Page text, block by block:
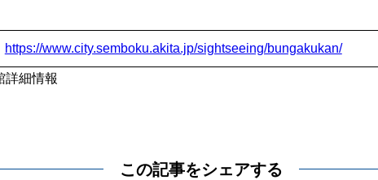
https://www.city.semboku.akita.jp/sightseeing/bungakukan/
詳細情報
この記事をシェアする